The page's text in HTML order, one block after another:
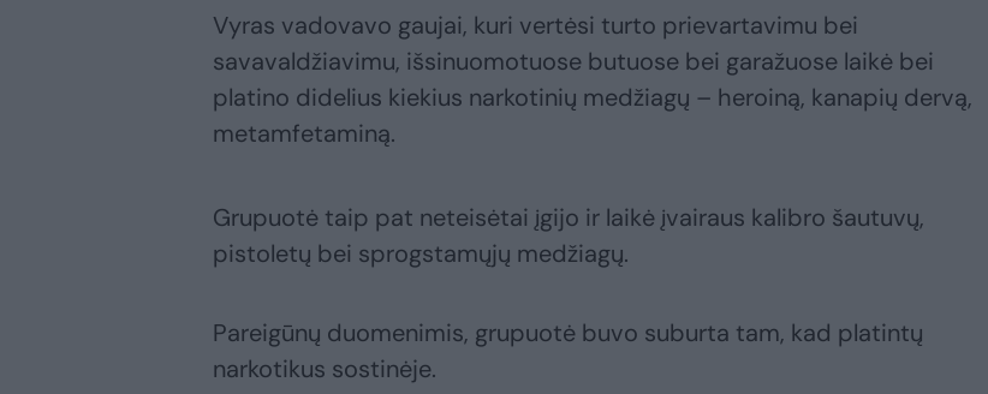
Vyras vadovavo gaujai, kuri vertėsi turto prievartavimu bei
savavaldžiavimu, išsinuomotuose butuose bei garažuose laikė bei
platino didelius kiekius narkotinių medžiagų – heroiną, kanapių dervą,
metamfetaminą.
Grupuotė taip pat neteisėtai įgijo ir laikė įvairaus kalibro šautuvų,
pistoletų bei sprogstamųjų medžiagų.
Pareigūnų duomenimis, grupuotė buvo suburta tam, kad platintų
narkotikus sostinėje.